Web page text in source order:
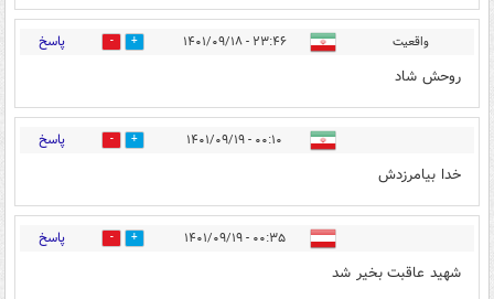
واقعیت ۲۳:۴۶ - ۱۴۰۱/۰۹/۱۸ 23 پاسخ
روحش شاد
۰۰:۱۰ - ۱۴۰۱/۰۹/۱۹ 0 پاسخ
خدا بیامرزدش
۰۰:۳۵ - ۱۴۰۱/۰۹/۱۹ 0 پاسخ
شهید عاقبت بخیر شد